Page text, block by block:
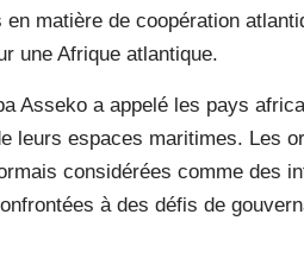
matière de coopération
une Afrique atlantique.
Asseko a appelé les pays
leurs espaces maritimes. Les
considérées comme des
à des défis de